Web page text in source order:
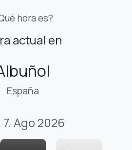
hora es?
actual en
España
7. Ago 2026